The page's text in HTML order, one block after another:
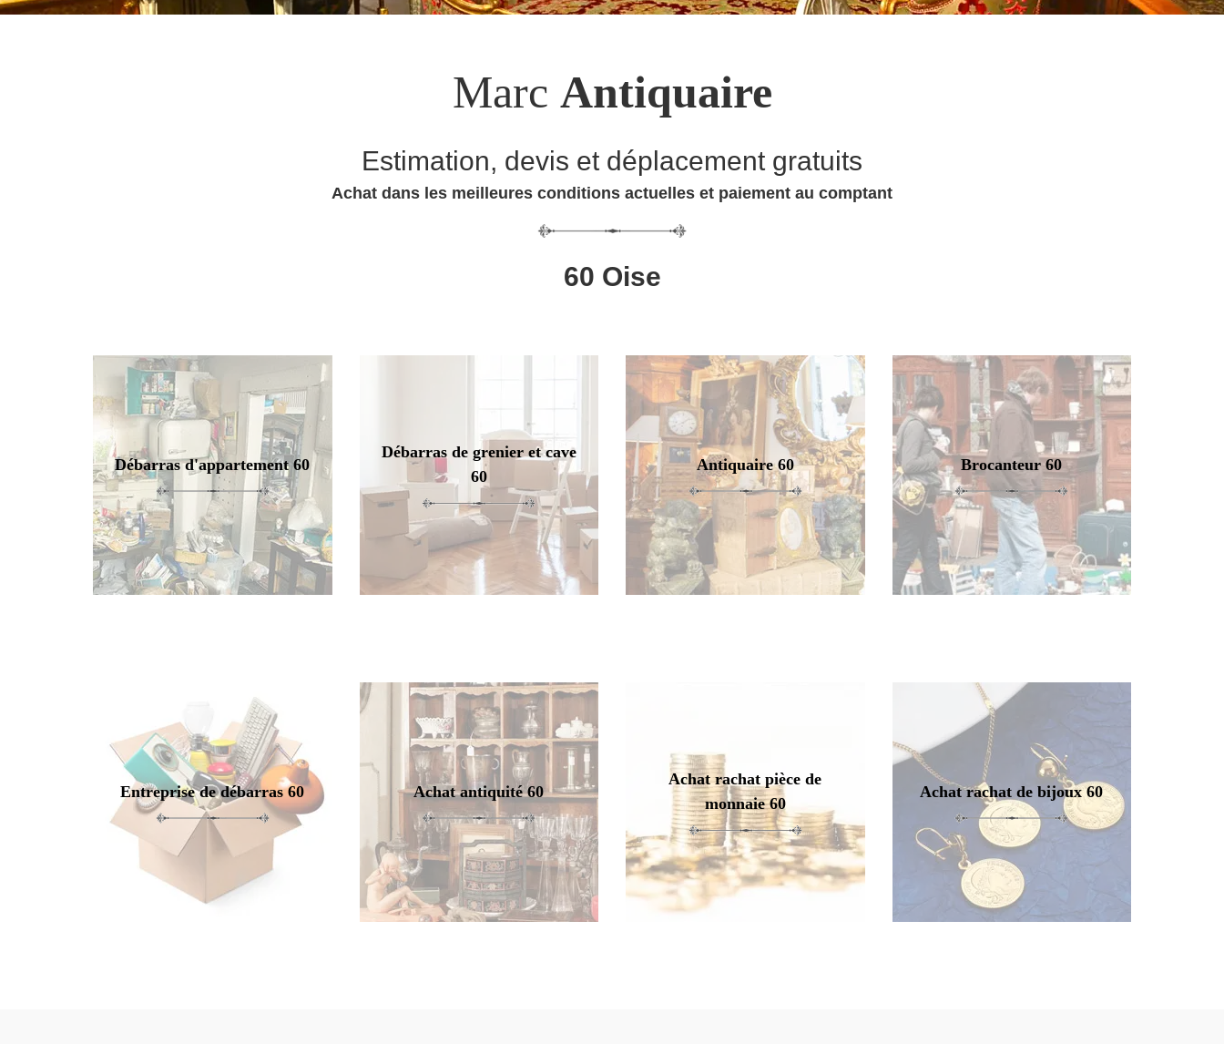
Marc Antiquaire
Estimation, devis et déplacement gratuits
Achat dans les meilleures conditions actuelles et paiement au comptant
60 Oise
Débarras d'appartement 60
Débarras de grenier et cave
60
Antiquaire 60 Brocanteur 60
Entreprise de débarras 60 Achat antiquité 60
Achat rachat pièce de
monnaie 60
Achat rachat de bijoux 60